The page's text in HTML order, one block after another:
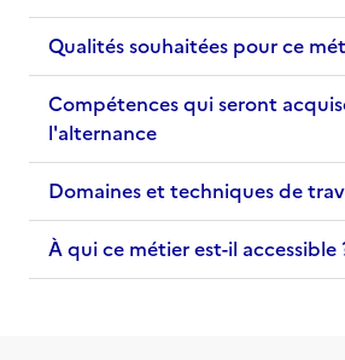
Qualités souhaitées pour ce
Compétences qui seront
l'alternance
Domaines et techniques de
À qui ce métier est-il accessible